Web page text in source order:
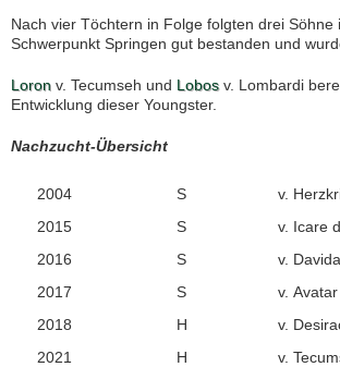
Nach vier Töchtern in Folge folgten drei Söhne
Schwerpunkt Springen gut bestanden und
Loron v. Tecumseh und Lobosv. Lombardi
Entwicklung dieser Youngster.
Nachzucht-Übersicht
2004 S
v.
2015
S
v. Icare
2016
S
v.
2017
S
v. Avatar
2018
H
v.
2021
H
v.